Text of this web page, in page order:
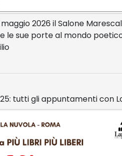
2026 il Salone
le sue porte al mondo
tutti gli appuntamenti con